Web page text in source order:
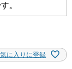
。
に入りに登録